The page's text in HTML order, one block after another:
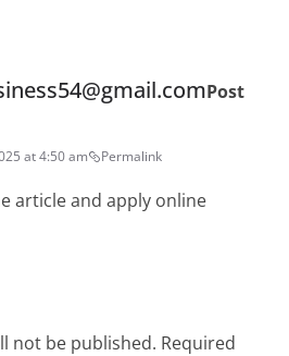
Post
at 4:50 am Permalink
article and apply online
not be published. Required